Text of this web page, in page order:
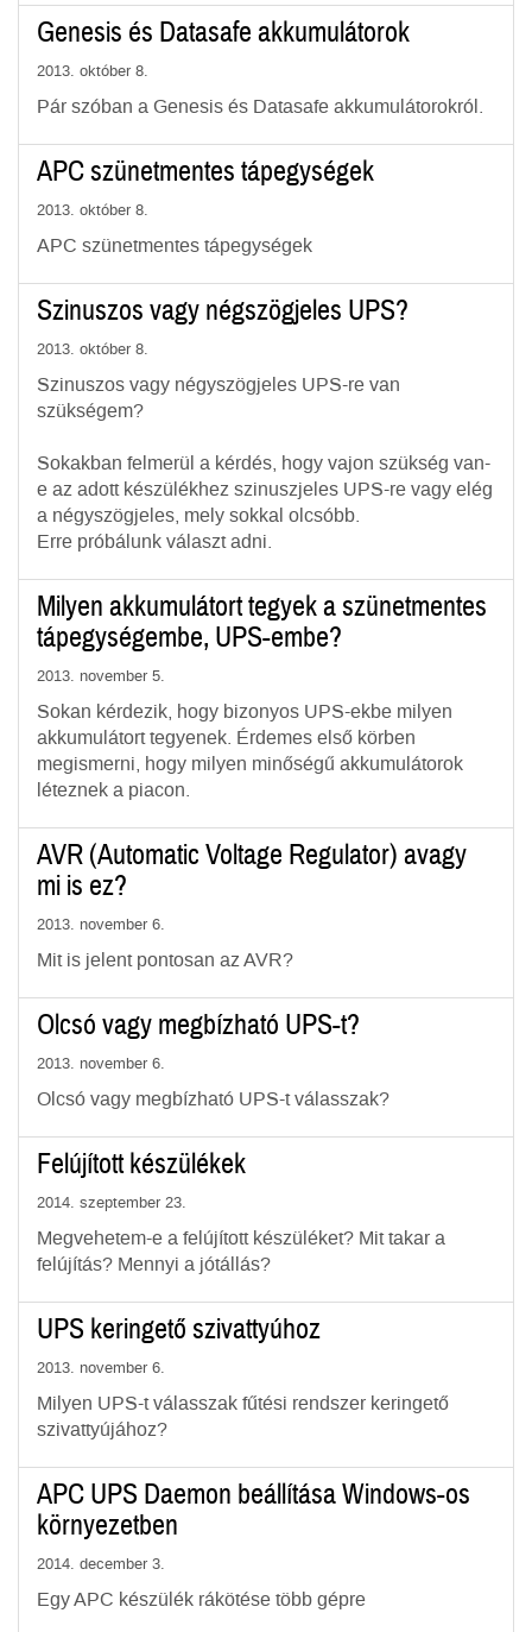
Genesis és Datasafe akkumulátorok
2013. október 8.
Pár szóban a Genesis és Datasafe akkumulátorokról.
APC szünetmentes tápegységek
2013. október 8.
APC szünetmentes tápegységek
Szinuszos vagy négszögjeles UPS?
2013. október 8.
Szinuszos vagy négyszögjeles UPS-re van
szükségem?
Sokakban felmerül a kérdés, hogy vajon szükség van-
e az adott készülékhez szinuszjeles UPS-re vagy elég
a négyszögjeles, mely sokkal olcsóbb.
Erre próbálunk választ adni.
Milyen akkumulátort tegyek a szünetmentes
tápegységembe, UPS-embe?
2013. november 5.
Sokan kérdezik, hogy bizonyos UPS-ekbe milyen
akkumulátort tegyenek. Érdemes első körben
megismerni, hogy milyen minőségű akkumulátorok
léteznek a piacon.
AVR (Automatic Voltage Regulator) avagy
mi is ez?
2013. november 6.
Mit is jelent pontosan az AVR?
Olcsó vagy megbízható UPS-t?
2013. november 6.
Olcsó vagy megbízható UPS-t válasszak?
Felújított készülékek
2014. szeptember 23.
Megvehetem-e a felújított készüléket? Mit takar a
felújítás? Mennyi a jótállás?
UPS keringető szivattyúhoz
2013. november 6.
Milyen UPS-t válasszak fűtési rendszer keringető
szivattyújához?
APC UPS Daemon beállítása Windows-os
környezetben
2014. december 3.
Egy APC készülék rákötése több gépre